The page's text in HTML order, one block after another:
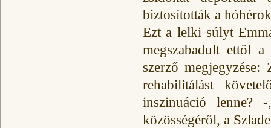
biztosították a
Ezt a lelki súlyt
megszabadult ettől
szerző megjegyzése:
rehabilitálást
inszinuáció lenne?
közösségéről, a